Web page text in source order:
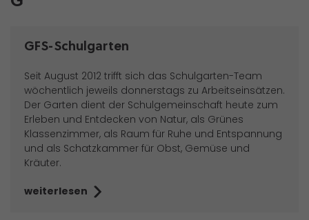
GFS-Schulgarten
Seit August 2012 trifft sich das Schulgarten-Team
wöchentlich jeweils donnerstags zu Arbeitseinsätzen.
Der Garten dient der Schulgemeinschaft heute zum
Erleben und Entdecken von Natur, als Grünes
Klassenzimmer, als Raum für Ruhe und Entspannung
und als Schatzkammer für Obst, Gemüse und
Kräuter.
weiterlesen